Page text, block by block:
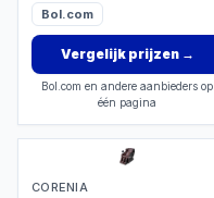
Bol.com
Vergelijk prijzen→
Bol.com en andere aanbieders op
één pagina
CORENIA